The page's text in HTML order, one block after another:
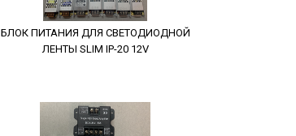
БЛОК ПИТАНИЯ ДЛЯ СВЕТОДИОДНОЙ
ЛЕНТЫ SLIM IP-20 12V